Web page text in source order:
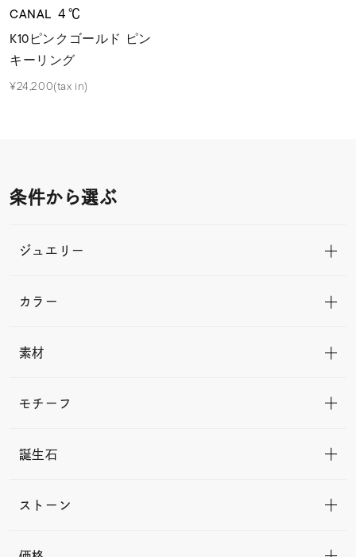
CANAL ４℃
K10ピンクゴールド ピン
キーリング
¥24,200(tax in)
条件から選ぶ
ジュエリー
カラー
素材
モチーフ
誕生石
ストーン